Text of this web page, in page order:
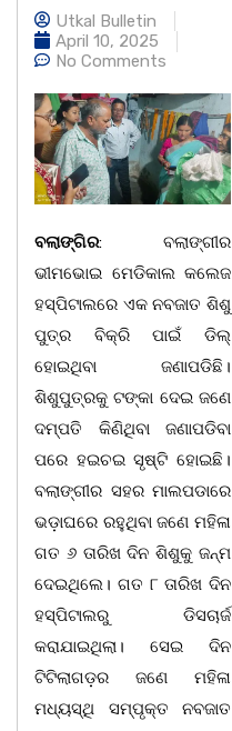
Utkal Bulletin
April 10, 2025
No Comments
ବଲାଙ୍ଗିର: ବଲାଙ୍ଗୀର
ଭୀମଭୋଇ ମେଡିକାଲ କଲେଜ
ହସ୍ପିଟାଲରେ ଏକ ନବଜାତ ଶିଶୁ
ପୁତ୍ର ବିକ୍ରି ପାଇଁ ଡିଲ୍
ହୋଇଥିବା ଜଣାପଡିଛି।
ଶିଶୁପୁତ୍ରକୁ ଟଙ୍କା ଦେଇ ଜଣେ
ଦମ୍ପତି କିଣିଥିବା ଜଣାପଡିବା
ପରେ ହଇଚଇ ସୃଷ୍ଟି ହୋଇଛି।
ବଲାଙ୍ଗୀର ସହର ମାଲପଡାରେ
ଭଡ଼ାଘରେ ରହୁଥିବା ଜଣେ ମହିଳା
ଗତ ୬ ତାରିଖ ଦିନ ଶିଶୁକୁ ଜନ୍ମ
ଦେଇଥିଲେ। ଗତ ୮ ତାରିଖ ଦିନ
ହସ୍ପିଟାଲରୁ ଡିସଚାର୍ଜ
କରାଯାଇଥିଲା। ସେଇ ଦିନ
ଟିଟିଲାଗଡ଼ର ଜଣେ ମହିଳା
ମଧ୍ୟସ୍ଥି ସମ୍ପୃକ୍ତ ନବଜାତ